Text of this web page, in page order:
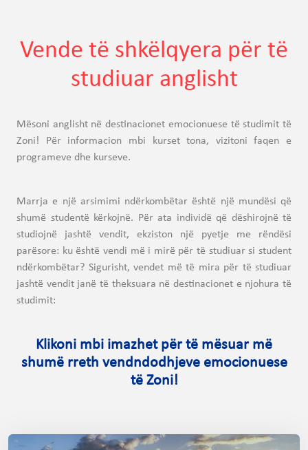
Vende të shkëlqyera për të
studiuar anglisht
Mësoni anglisht në destinacionet emocionuese të studimit të
Zoni! Për informacion mbi kurset tona, vizitoni faqen e
programeve dhe kurseve.
Marrja e një arsimimi ndërkombëtar është një mundësi që
shumë studentë kërkojnë. Për ata individë që dëshirojnë të
studiojnë jashtë vendit, ekziston një pyetje me rëndësi
parësore: ku është vendi më i mirë për të studiuar si student
ndërkombëtar? Sigurisht, vendet më të mira për të studiuar
jashtë vendit janë të theksuara në destinacionet e njohura të
studimit:
Klikoni mbi imazhet për të mësuar më
shumë rreth vendndodhjeve emocionuese
të Zoni!